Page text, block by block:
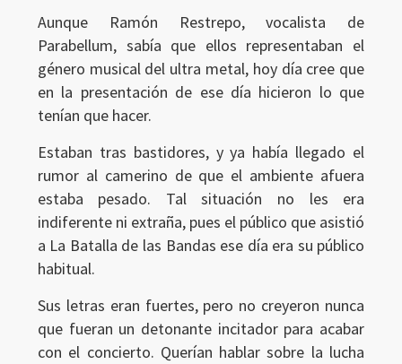
Aunque Ramón Restrepo, vocalista de
Parabellum, sabía que ellos representaban el
género musical del ultra metal, hoy día cree que
en la presentación de ese día hicieron lo que
tenían que hacer.
Estaban tras bastidores, y ya había llegado el
rumor al camerino de que el ambiente afuera
estaba pesado. Tal situación no les era
indiferente ni extraña, pues el público que asistió
a La Batalla de las Bandas ese día era su público
habitual.
Sus letras eran fuertes, pero no creyeron nunca
que fueran un detonante incitador para acabar
con el concierto. Querían hablar sobre la lucha